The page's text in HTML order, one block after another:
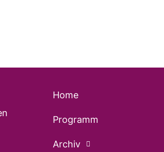
Home
Programm
Archiv